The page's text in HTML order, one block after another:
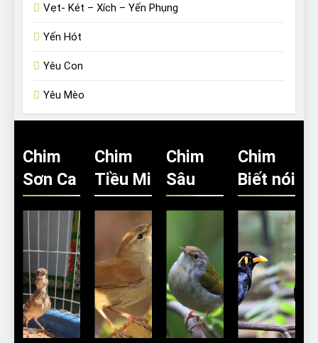
Vẹt- Két – Xích – Yến Phụng
Yến Hót
Yêu Con
Yêu Mèo
Chim
Sơn Ca
Chim
Tiều Mi
Chim
Sâu
Chim
Biết nói